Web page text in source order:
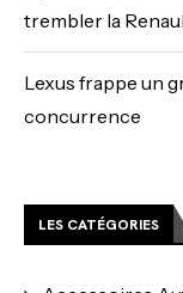
trembler la
Lexus frappe un
concurrence
LES CATÉGORIES